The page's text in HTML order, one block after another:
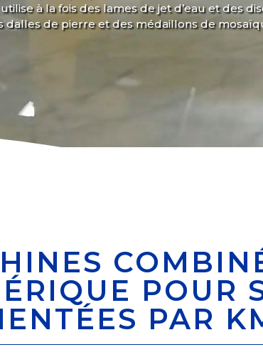
à la fois des lames de jet d’eau et des
dalles de pierre et des médaillons de
POUR
PAR